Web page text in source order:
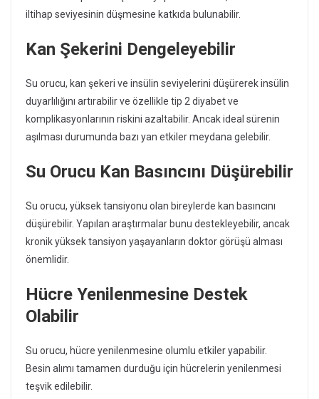
iltihap seviyesinin düşmesine katkıda bulunabilir.
Kan Şekerini Dengeleyebilir
Su orucu, kan şekeri ve insülin seviyelerini düşürerek insülin
duyarlılığını artırabilir ve özellikle tip 2 diyabet ve
komplikasyonlarının riskini azaltabilir. Ancak ideal sürenin
aşılması durumunda bazı yan etkiler meydana gelebilir.
Su Orucu Kan Basıncını Düşürebilir
Su orucu, yüksek tansiyonu olan bireylerde kan basıncını
düşürebilir. Yapılan araştırmalar bunu destekleyebilir, ancak
kronik yüksek tansiyon yaşayanların doktor görüşü alması
önemlidir.
Hücre Yenilenmesine Destek
Olabilir
Su orucu, hücre yenilenmesine olumlu etkiler yapabilir.
Besin alımı tamamen durduğu için hücrelerin yenilenmesi
teşvik edilebilir.